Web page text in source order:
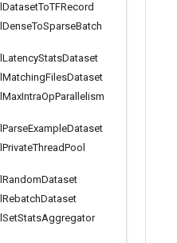
DatasetToTFRecord
DenseToSparseBatch
LatencyStatsDataset
MatchingFilesDataset
MaxIntraOpParallelism
ParseExampleDataset
PrivateThreadPool
RandomDataset
RebatchDataset
SetStatsAggregator